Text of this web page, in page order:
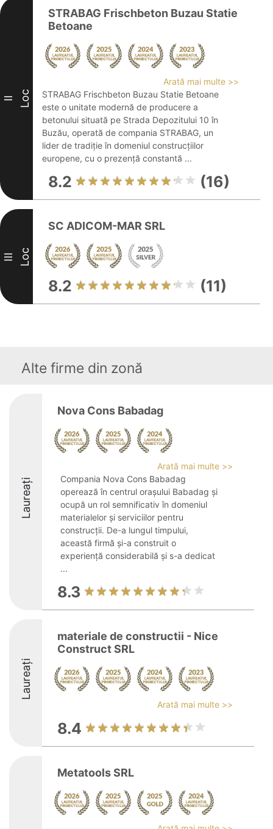
II Loc
STRABAG Frischbeton Buzau Statie
Betoane
Arată mai multe >>
STRABAG Frischbeton Buzau Statie Betoane
este o unitate modernă de producere a
betonului situată pe Strada Depozitului 10 în
Buzău, operată de compania STRABAG, un
lider de tradiție în domeniul construcțiilor
europene, cu o prezență constantă ...
8.2 (16)
III Loc
SC ADICOM-MAR SRL
8.2 (11)
Alte firme din zonă
Laureați
Nova Cons Babadag
Arată mai multe >>
Compania Nova Cons Babadag
operează în centrul orașului Babadag și
ocupă un rol semnificativ în domeniul
materialelor și serviciilor pentru
construcții. De-a lungul timpului,
această firmă și-a construit o
experiență considerabilă și s-a dedicat
...
8.3
Laureați
materiale de constructii - Nice
Construct SRL
Arată mai multe >>
8.4
Metatools SRL